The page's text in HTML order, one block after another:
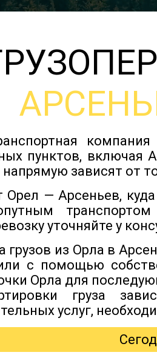
пунктов, включая
зависят от
Орел — Арсеньев,
уточняйте у
грузов из Орла в
с помощью
Орла для
груза
услуг,